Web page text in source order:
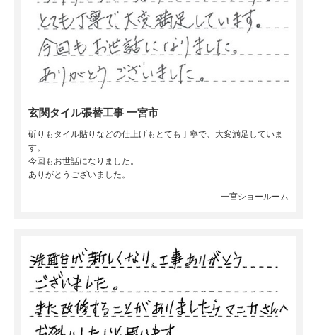
玄関タイル張替工事 一宮市
斫りもタイル貼りなどの仕上げもとても丁寧で、大変満足していま
す。
今回もお世話になりました。
ありがとうございました。
一宮ショールーム